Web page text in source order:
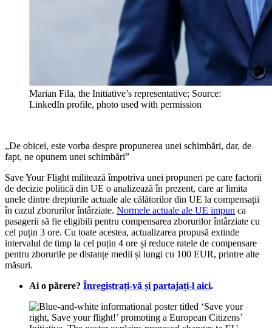
Marian Fila, the Initiative’s representative; Source:
LinkedIn profile, photo used with permission
„De obicei, este vorba despre propunerea unei schimbări, dar, de
fapt, ne opunem unei schimbări”
Save Your Flight militează împotriva unei propuneri pe care factorii
de decizie politică din UE o analizează în prezent, care ar limita
unele dintre drepturile actuale ale călătorilor din UE la compensații
în cazul zborurilor întârziate. Normele actuale ale UE impun ca
pasagerii să fie eligibili pentru compensarea zborurilor întârziate cu
cel puțin 3 ore. Cu toate acestea, actualizarea propusă extinde
intervalul de timp la cel puțin 4 ore și reduce ratele de compensare
pentru zborurile pe distanțe medii și lungi cu 100 EUR, printre alte
măsuri.
Ai o părere? Înregistrați-vă și partajați-l aici.